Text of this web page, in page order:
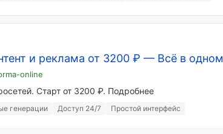
и реклама от 3200 ₽ — Всё в
online
Старт от 3200 ₽. Подробнее
генерации Доступ 24/7 Простой интерфейс